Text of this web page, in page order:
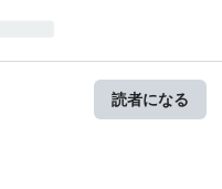
読者になる